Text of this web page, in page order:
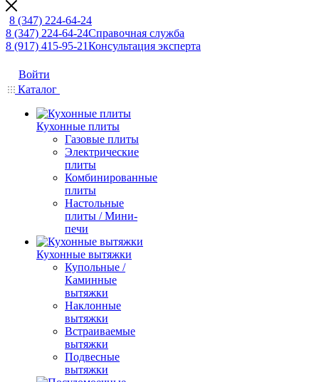
8 (347) 224-64-24
8 (347) 224-64-24Справочная служба
8 (917) 415-95-21Консультация эксперта
Войти
Каталог
Кухонные плиты
Газовые плиты
Электрические
плиты
Комбинированные
плиты
Настольные
плиты / Мини-
печи
Кухонные вытяжки
Купольные /
Каминные
вытяжки
Наклонные
вытяжки
Встраиваемые
вытяжки
Подвесные
вытяжки